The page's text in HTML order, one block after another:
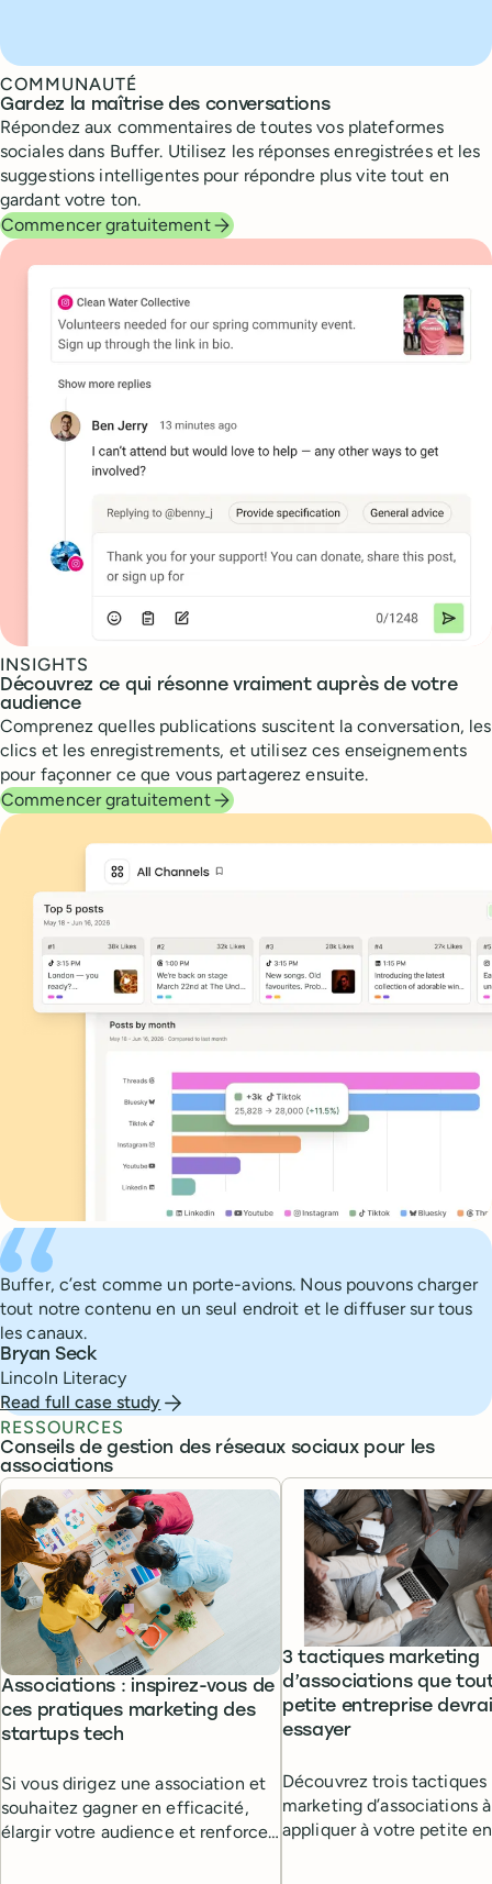
COMMUNAUTÉ
Gardez la maîtrise des conversations
Répondez aux commentaires de toutes vos plateformes
sociales dans Buffer. Utilisez les réponses enregistrées et les
suggestions intelligentes pour répondre plus vite tout en
gardant votre ton.
Commencer gratuitement
INSIGHTS
Découvrez ce qui résonne vraiment auprès de votre
audience
Comprenez quelles publications suscitent la conversation, les
clics et les enregistrements, et utilisez ces enseignements
pour façonner ce que vous partagerez ensuite.
Commencer gratuitement
What people are saying about Buffer
Buffer, c’est comme un porte-avions. Nous pouvons charger
tout notre contenu en un seul endroit et le diffuser sur tous
les canaux.
Bryan Seck
Lincoln Literacy
Read full case study
RESSOURCES
Conseils de gestion des réseaux sociaux pour les
associations
Associations : inspirez-vous de
ces pratiques marketing des
startups tech
Si vous dirigez une association et
souhaitez gagner en efficacité,
élargir votre audience et renforcer
3 tactiques marketing
d’associations que
petite entreprise
essayer
Découvrez trois tactiques
marketing d’associations à
appliquer à votre petite